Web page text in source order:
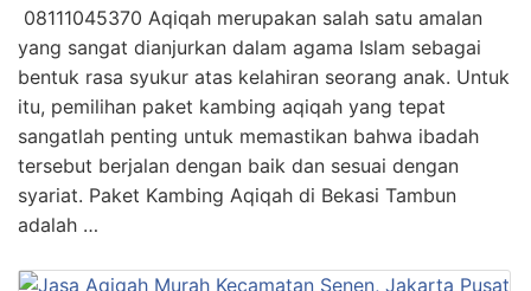
08111045370 Aqiqah merupakan salah satu amalan
yang sangat dianjurkan dalam agama Islam sebagai
bentuk rasa syukur atas kelahiran seorang anak. Untuk
itu, pemilihan paket kambing aqiqah yang tepat
sangatlah penting untuk memastikan bahwa ibadah
tersebut berjalan dengan baik dan sesuai dengan
syariat. Paket Kambing Aqiqah di Bekasi Tambun
adalah …